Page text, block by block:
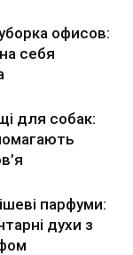
офисов:
себя
для собак:
парфуми:
духи з